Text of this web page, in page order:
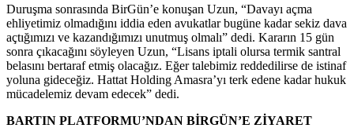
Duruşma sonrasında BirGün’e konuşan Uzun, “Davayı açma
ehliyetimiz olmadığını iddia eden avukatlar bugüne kadar sekiz dava
açtığımızı ve kazandığımızı unutmuş olmalı” dedi. Kararın 15 gün
sonra çıkacağını söyleyen Uzun, “Lisans iptali olursa termik santral
belasını bertaraf etmiş olacağız. Eğer talebimiz reddedilirse de istinaf
yoluna gideceğiz. Hattat Holding Amasra’yı terk edene kadar hukuk
mücadelemiz devam edecek” dedi.
BARTIN PLATFORMU’NDAN BİRGÜN’E ZİYARET